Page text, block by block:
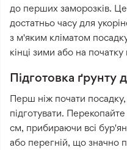
до перших заморозків.
достатньо часу для
з м'яким кліматом
кінці зими або на початку
Підготовка ґрунту
Перш ніж почати
підготувати.
см, прибираючи всі
або перегній, що значно